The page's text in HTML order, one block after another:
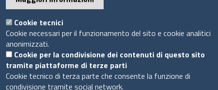
Accesso INTRANET
Privacy Policy
Cookie Policy
Piè
di
Powered by InfoCamere © 2020 Assocamerestero
Cookie tecnici
Cookie necessari per il funzionamento del sito e cookie analitici
anonimizzati.
Cookie per la condivisione dei contenuti di questo sito
tramite piattaforme di terze parti
Cookie tecnico di terza parte che consente la funzione di
condivisione tramite social network.